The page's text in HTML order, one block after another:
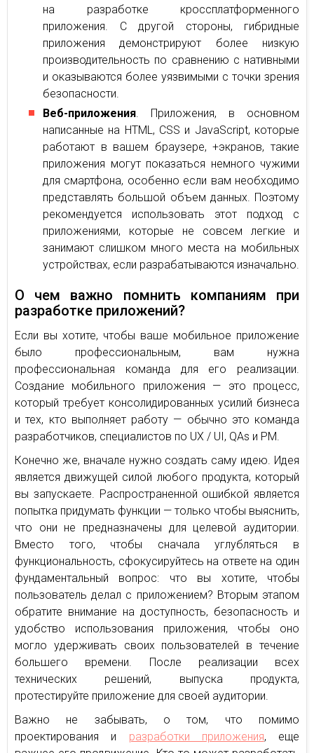
на разработке кроссплатформенного
приложения. С другой стороны, гибридные
приложения демонстрируют более низкую
производительность по сравнению с нативными
и оказываются более уязвимыми с точки зрения
безопасности.
Веб-приложения . Приложения, в основном
написанные на HTML, CSS и JavaScript, которые
работают в вашем браузере, +экранов, такие
приложения могут показаться немного чужими
для смартфона, особенно если вам необходимо
представлять большой объем данных. Поэтому
рекомендуется использовать этот подход с
приложениями, которые не совсем легкие и
занимают слишком много места на мобильных
устройствах, если разрабатываются изначально.
О чем важно помнить компаниям при
разработке приложений?
Если вы хотите, чтобы ваше мобильное приложение
было профессиональным, вам нужна
профессиональная команда для его реализации.
Создание мобильного приложения — это процесс,
который требует консолидированных усилий бизнеса
и тех, кто выполняет работу — обычно это команда
разработчиков, специалистов по UX / UI, QAs и PM.
Конечно же, вначале нужно создать саму идею. Идея
является движущей силой любого продукта, который
вы запускаете. Распространенной ошибкой является
попытка придумать функции — только чтобы выяснить,
что они не предназначены для целевой аудитории.
Вместо того, чтобы сначала углубляться в
функциональность, сфокусируйтесь на ответе на один
фундаментальный вопрос: что вы хотите, чтобы
пользователь делал с приложением? Вторым этапом
обратите внимание на доступность, безопасность и
удобство использования приложения, чтобы оно
могло удерживать своих пользователей в течение
большего времени. После реализации всех
технических решений, выпуска продукта,
протестируйте приложение для своей аудитории.
Важно не забывать, о том, что помимо
проектирования и разработки приложения, еще